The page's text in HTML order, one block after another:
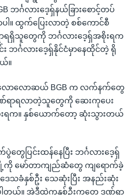
ဘင်္ဂလားဒေ့ရှ်နယ်ခြားစောင့်တပ်
။ ထွက်ပြေးလာတဲ့ စစ်ကောင်စီ
ရှိသူတွေကို ဘင်္ဂလားဒေ့ရှ်အစိုးရက
ဘင်္ဂလားဒေ့ရှ်နိုင်ငံမှာနေထိုင်တဲ့ ရို
။
ာလောဆယ် BGB က လက်နက်တွေ
ဏ်ရာရလာတဲ့သူတွေကို ဆေးကုပေး
ရက။ နှစ်ယောက်တော့ ဆုံးသွားတယ်
ေပြင်းထန်နေပြီး ဘင်္ဂလားဒေ့ရှ်
ျို့ကို မော်တာကျည်ဆံတွေ ကျရောက်ခဲ့
ဒေသခံနှစ်ဦး သေဆုံးပြီး အနည်းဆုံး
ါတယ်။ အဲဒီထဲကနှစ်ဦးကတေ့ ဒဏ်ရာ